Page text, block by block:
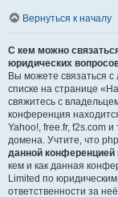
Вернуться к началу
С кем можно
юридических
Вы можете связаться
списке на странице
свяжитесь с
конференция
Yahoo!, free.fr, f2s.com
домена. Учтите, что
данной конференцией
кем и как данная
Limited по
ответственности за